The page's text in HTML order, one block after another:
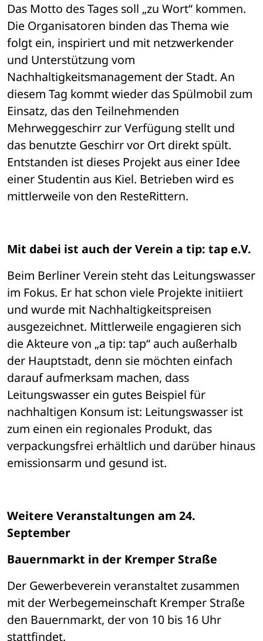
Das Motto des Tages soll „zu Wort“ kommen.
Die Organisatoren binden das Thema wie
folgt ein, inspiriert und mit netzwerkender
und Unterstützung vom
Nachhaltigkeitsmanagement der Stadt. An
diesem Tag kommt wieder das Spülmobil zum
Einsatz, das den Teilnehmenden
Mehrweggeschirr zur Verfügung stellt und
das benutzte Geschirr vor Ort direkt spült.
Entstanden ist dieses Projekt aus einer Idee
einer Studentin aus Kiel. Betrieben wird es
mittlerweile von den ResteRittern.
Mit dabei ist auch der Verein a tip: tap e.V.
Beim Berliner Verein steht das Leitungswasser
im Fokus. Er hat schon viele Projekte initiiert
und wurde mit Nachhaltigkeitspreisen
ausgezeichnet. Mittlerweile engagieren sich
die Akteure von „a tip: tap“ auch außerhalb
der Hauptstadt, denn sie möchten einfach
darauf aufmerksam machen, dass
Leitungswasser ein gutes Beispiel für
nachhaltigen Konsum ist: Leitungswasser ist
zum einen ein regionales Produkt, das
verpackungsfrei erhältlich und darüber hinaus
emissionsarm und gesund ist.
Weitere Veranstaltungen am 24.
September
Bauernmarkt in der Kremper Straße
Der Gewerbeverein veranstaltet zusammen
mit der Werbegemeinschaft Kremper Straße
den Bauernmarkt, der von 10 bis 16 Uhr
stattfindet.